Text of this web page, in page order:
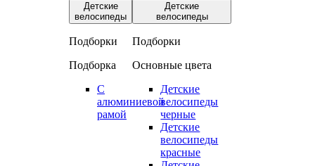
Детские
велосипеды
Подборки
Подборка
С
алюминиевой
рамой
Детские
велосипеды
Подборки
Основные цвета
Детские
велосипеды
черные
Детские
велосипеды
красные